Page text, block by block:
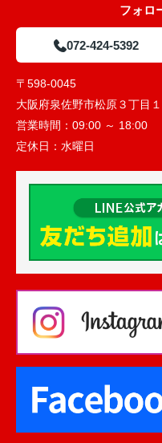
フォロ
072-424-5392
〒598-0045
大阪府泉佐野市松原３丁目
営業時間： 09:00 ～ 18:00
定休日： 水曜日